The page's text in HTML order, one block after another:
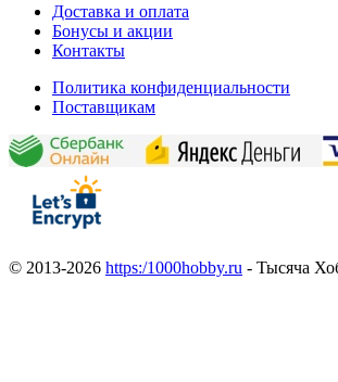
Доставка и оплата
Бонусы и акции
Контакты
Политика конфиденциальности
Поставщикам
© 2013-2026 https:/1000hobby.ru - Тысяча